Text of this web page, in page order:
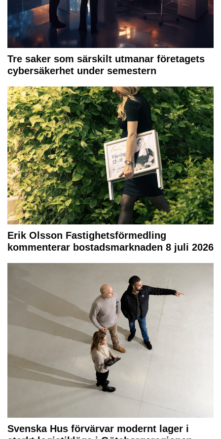
Tre saker som särskilt utmanar företagets
cybersäkerhet under semestern
Erik Olsson Fastighetsförmedling
kommenterar bostadsmarknaden 8 juli 2026
Svenska Hus förvärvar modernt lager i